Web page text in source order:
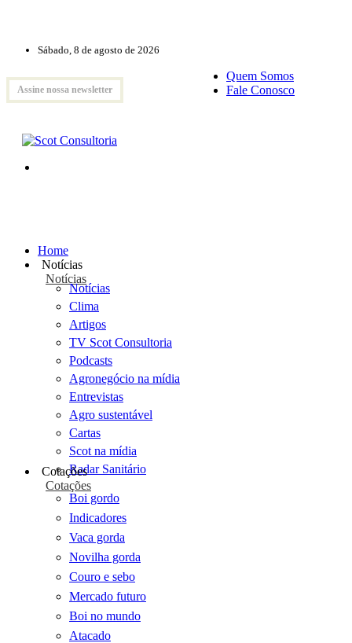
Sábado, 8 de agosto de 2026
Assine nossa newsletter
Quem Somos
Fale Conosco
Home
Notícias
Notícias
Notícias
Clima
Artigos
TV Scot Consultoria
Podcasts
Agronegócio na mídia
Entrevistas
Agro sustentável
Cartas
Scot na mídia
Radar Sanitário
Cotações
Cotações
Boi gordo
Indicadores
Vaca gorda
Novilha gorda
Couro e sebo
Mercado futuro
Boi no mundo
Atacado